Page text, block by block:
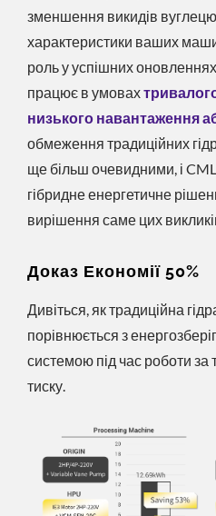
зменшення викидів
характеристики ваших
роль у успішних
працює в умовах
низького навантаження
обмеження традиційних
ще більш очевидними, і
гібридне енергетичне
вирішення саме цих
Доказ Економії 50%
Дивіться, як традиційна
порівнюється з
системою під час роботи
тиску.